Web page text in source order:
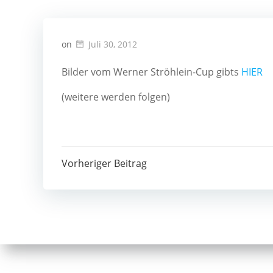
on Juli 30, 2012
Bilder vom Werner Ströhlein-Cup gibts HIER
(weitere werden folgen)
Post
navigation
Vorheriger Beitrag